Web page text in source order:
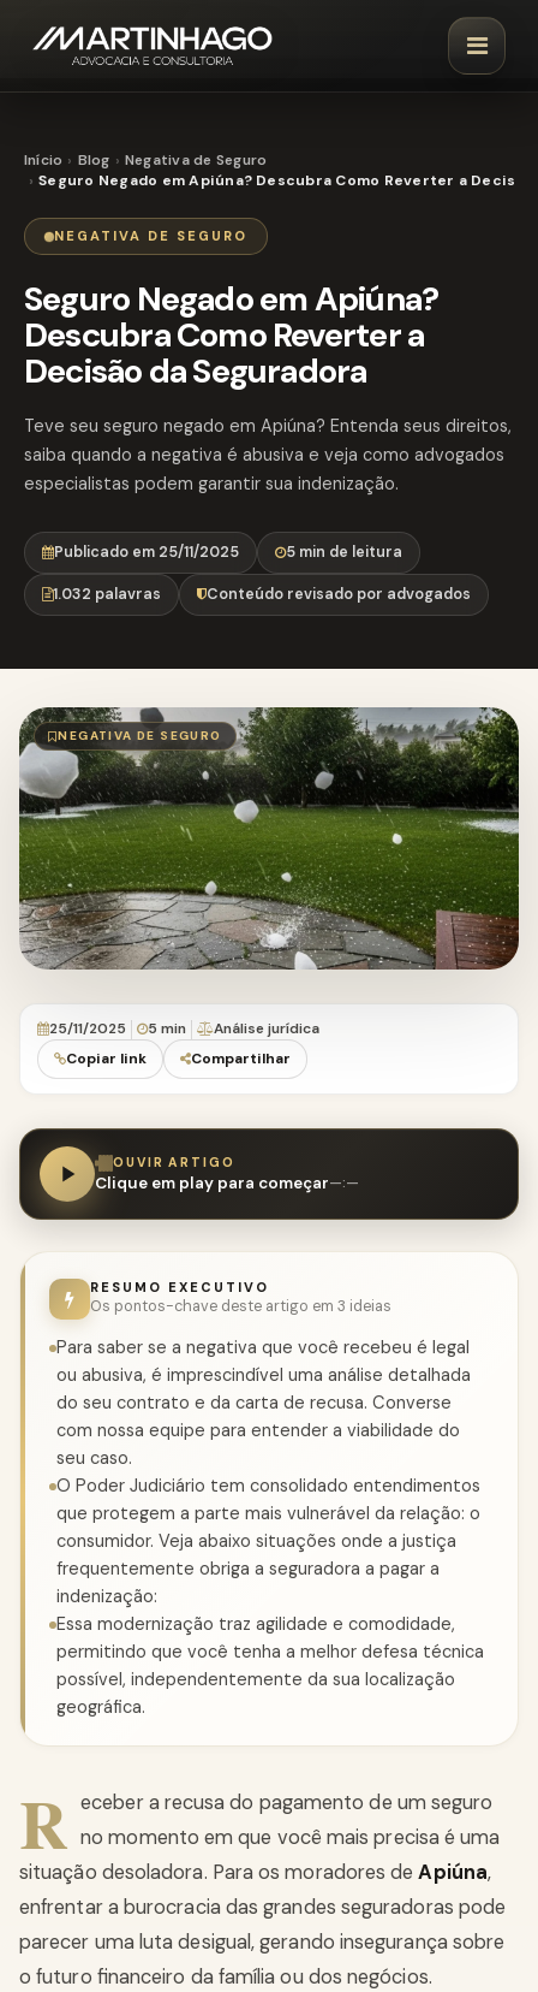
Início Blog
Negativa de Seguro
Seguro Negado em Apiúna? Descubra Como Reverter a
NEGATIVA DE SEGURO
Seguro Negado em Apiúna?
Descubra Como Reverter a
Decisão da Seguradora
Teve seu seguro negado em Apiúna? Entenda seus direitos,
saiba quando a negativa é abusiva e veja como advogados
especialistas podem garantir sua indenização.
Publicado em 25/11/2025 5 min de leitura
1.032 palavras Conteúdo revisado por advogados
NEGATIVA DE SEGURO
25/11/2025 5 min
Análise jurídica
Copiar link
Compartilhar
OUVIR ARTIGO
Clique em play para começar—:—
RESUMO EXECUTIVO
Os pontos-chave deste artigo em 3 ideias
Para saber se a negativa que você recebeu é legal
ou abusiva, é imprescindível uma análise detalhada
do seu contrato e da carta de recusa. Converse
com nossa equipe para entender a viabilidade do
seu caso.
O Poder Judiciário tem consolidado entendimentos
que protegem a parte mais vulnerável da relação: o
consumidor. Veja abaixo situações onde a justiça
frequentemente obriga a seguradora a pagar a
indenização:
Essa modernização traz agilidade e comodidade,
permitindo que você tenha a melhor defesa técnica
possível, independentemente da sua localização
geográfica.
R eceber a recusa do pagamento de um seguro
no momento em que você mais precisa é uma
situação desoladora. Para os moradores deApiúna,
enfrentar a burocracia das grandes seguradoras pode
parecer uma luta desigual, gerando insegurança sobre
o futuro financeiro da família ou dos negócios.